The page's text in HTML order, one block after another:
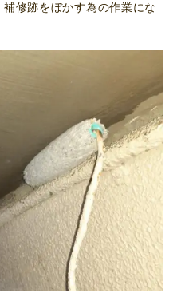
修跡をぼかす為の作業にな